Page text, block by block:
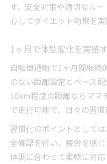
す。安全対策や適切なル
心してダイエット効果を実
1ヶ月で体型変化を実感
自転車通勤で1ヶ月間継続
のない距離設定とペース
10km程度の距離ならママ
で走行可能で、日々の習慣
習慣化のポイントとして
全確認を行い、疲労を感じ
体調に合わせて柔軟に対